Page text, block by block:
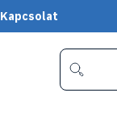
Kapcsolat